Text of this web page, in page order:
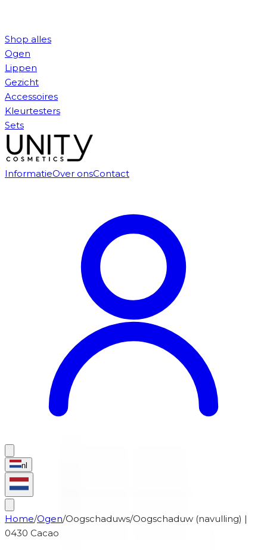
Shop alles
Ogen
Lippen
Gezicht
Accessoires
Kleurtesters
Sets
InformatieOver onsContact
nl
Home/Ogen/Oogschaduws/Oogschaduw (navulling) |
0430 Cacao